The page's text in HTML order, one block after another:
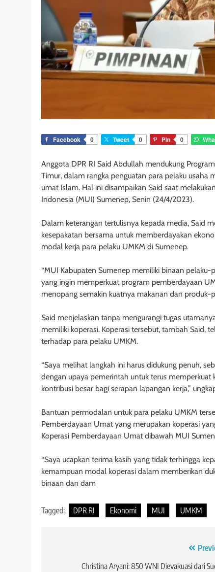
Facebook 0 Tweet 0 Pin 0
Anggota DPR RI Said Abdullah mendukung
Timur, dalam rangka penguatan para pelaku usaha
umat Islam. Hal ini disampaikan Said saat
Indonesia (MUI) Sumenep, Senin (24/4/2023).
Dalam keterangan tertulisnya kepada media, Said
kesepakatan bersama untuk memberdayakan
modal kerja para pelaku UMKM di Sumenep.
“MUI Kabupaten Sumenep memiliki binaan
yang ingin memperkuat program pemberdayaan
menopang semakin kuatnya makanan dan produk-
Said menjelaskan tanpa mengurangi tugas
memiliki koperasi. Koperasi tersebut, tambah Said,
terhadap para pelaku UMKM.
“Saya melihat langkah ini harus didukung penuh,
dengan upaya pemerintah untuk terus
kontribusi besar bagi serapan lapangan kerja,”
Bantuan permodalan untuk para pelaku UMKM
Pemberdayaan Umat yang merupakan koperasi
Koperasi Pemberdayaan Umat dibawah MUI
“Saya ucapkan terima kasih yang tidak terhingga
kemampuan modal koperasi dalam memberikan
binaan dan dam
Tagged: DPR RI Ekonomi MUI UMKM
Christina Aryani: 850 WNI Dievakuasi dari